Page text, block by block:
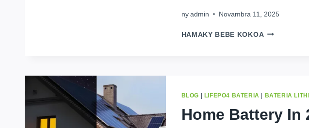
ny admin Novambra 11, 2025
HAMAKY BEBE KOKOA QU’EST-
D’ÉNERGIE
COMMENT
ALIMENTE-
BLOG | LIFEPO4 BATERIA | BATERIA
Home Battery In